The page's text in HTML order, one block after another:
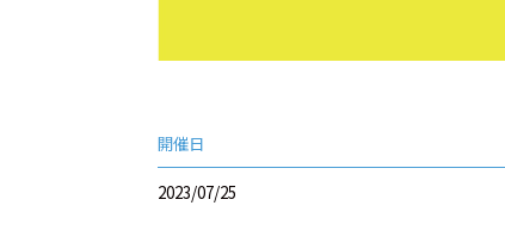
開催日
2023/07/25